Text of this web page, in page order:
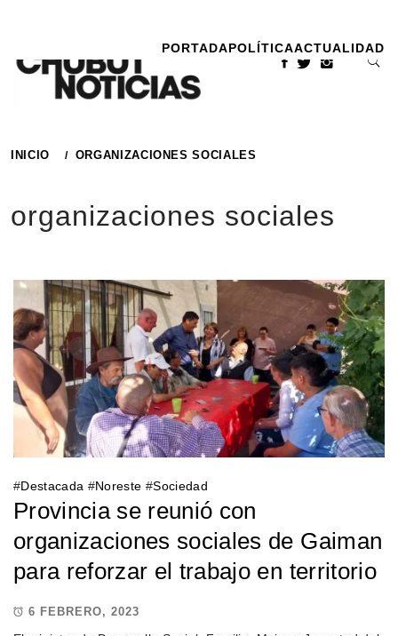
contenido
PORTADAPOLÍTICAACTUALIDAD
INICIO ORGANIZACIONES SOCIALES
organizaciones sociales
#Destacada #Noreste #Sociedad
Provincia se reunió con
organizaciones sociales de Gaiman
para reforzar el trabajo en territorio
6 FEBRERO, 2023